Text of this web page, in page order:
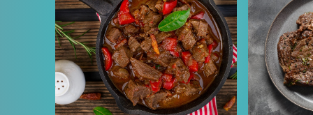
Отправить
Нажимая кнопку «Отправить», вы принимаете условия
пользовательского соглашения
Прикрепить файл
Загрузите файлы в формате jpg, docx, doc, pdf.
Отправить
Отправить
Нажимая на кнопку, я принимаю условия соглашения.